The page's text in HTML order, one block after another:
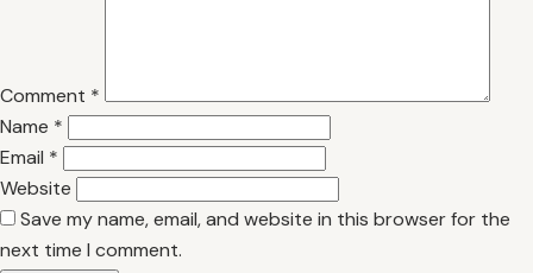
Comment *
Name *
Email *
Website
Save my name, email, and website in this browser for the
next time I comment.